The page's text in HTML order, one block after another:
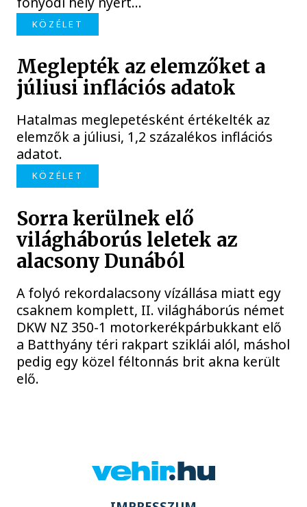
KÖZÉLET
Meglepték az elemzőket a
júliusi inflációs adatok
Hatalmas meglepetésként értékelték az
elemzők a júliusi, 1,2 százalékos inflációs
adatot.
KÖZÉLET
Sorra kerülnek elő
világháborús leletek az
alacsony Dunából
A folyó rekordalacsony vízállása miatt egy
csaknem komplett, II. világháborús német
DKW NZ 350-1 motorkerékpárbukkant elő
a Batthyány téri rakpart sziklái alól, máshol
pedig egy közel féltonnás brit akna került
elő.